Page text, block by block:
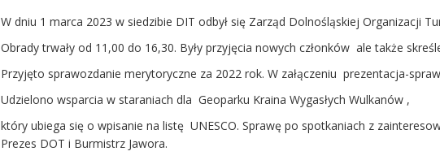
W dniu 1 marca 2023 w siedzibie DIT odbył się Zarząd Dolnośląskiej Organizacji
Obrady trwały od 11,00 do 16,30. Były przyjęcia nowych członków ale także
Przyjęto sprawozdanie merytoryczne za 2022 rok. W załączeniu prezentacja-
Udzielono wsparcia w staraniach dla Geoparku Kraina Wygasłych Wulkanów ,
który ubiega się o wpisanie na listę UNESCO. Sprawę po spotkaniach z
Prezes DOT i Burmistrz Jawora.